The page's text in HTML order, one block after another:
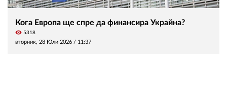
Кога Европа ще спре да финансира Украйна?
visibility 5318
вторник, 28 Юли 2026 / 11:37